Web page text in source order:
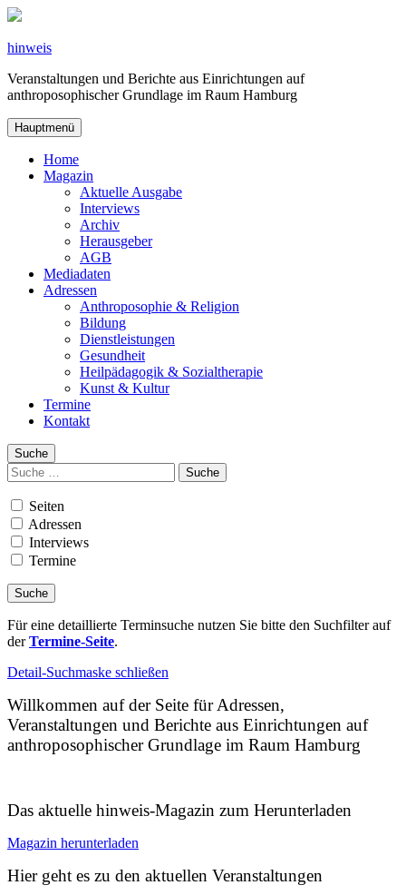
Zum
springen
hinweis
Veranstaltungen und Berichte aus Einrichtungen auf
anthroposophischer Grundlage im Raum Hamburg
Hauptmenü
Home
Magazin
Aktuelle Ausgabe
Interviews
Archiv
Herausgeber
AGB
Mediadaten
Adressen
Anthroposophie & Religion
Bildung
Dienstleistungen
Gesundheit
Heilpädagogik & Sozialtherapie
Kunst & Kultur
Termine
Kontakt
Suche
Suchen
nach:
Seiten
Adressen
Interviews
Termine
Für eine detaillierte Terminsuche nutzen Sie bitte den Suchfilter auf
derTermine-Seite.
Detail-Suchmaske schließen
Willkommen auf der Seite für Adressen,
Veranstaltungen und Berichte aus Einrichtungen auf
anthroposophischer Grundlage im Raum Hamburg
Das aktuelle hinweis-Magazin zum Herunterladen
Magazin herunterladen
Hier geht es zu den aktuellen Veranstaltungen